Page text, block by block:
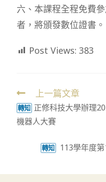
六、本課程全程免費
者，將頒發數位證書。
Post Views: 383
Read
more
articles
上一篇文章
轉知 正修科技大學辦理
機器人大賽
轉知 113學年度